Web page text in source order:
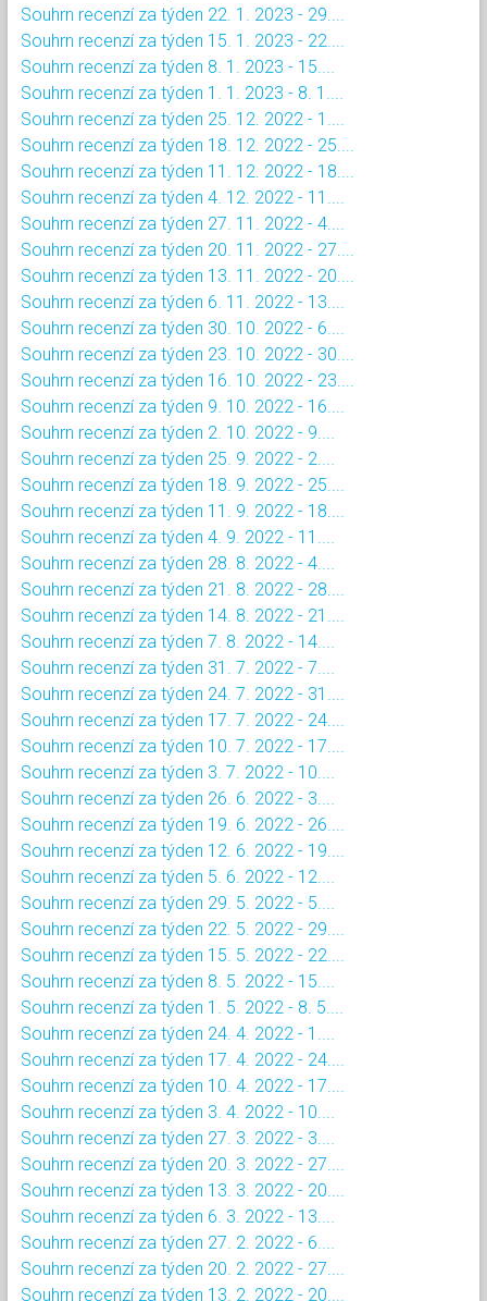
Souhrn recenzí za týden 22. 1. 2023 - 29....
Souhrn recenzí za týden 15. 1. 2023 - 22....
Souhrn recenzí za týden 8. 1. 2023 - 15....
Souhrn recenzí za týden 1. 1. 2023 - 8. 1....
Souhrn recenzí za týden 25. 12. 2022 - 1....
Souhrn recenzí za týden 18. 12. 2022 - 25....
Souhrn recenzí za týden 11. 12. 2022 - 18....
Souhrn recenzí za týden 4. 12. 2022 - 11....
Souhrn recenzí za týden 27. 11. 2022 - 4....
Souhrn recenzí za týden 20. 11. 2022 - 27....
Souhrn recenzí za týden 13. 11. 2022 - 20....
Souhrn recenzí za týden 6. 11. 2022 - 13....
Souhrn recenzí za týden 30. 10. 2022 - 6....
Souhrn recenzí za týden 23. 10. 2022 - 30....
Souhrn recenzí za týden 16. 10. 2022 - 23....
Souhrn recenzí za týden 9. 10. 2022 - 16....
Souhrn recenzí za týden 2. 10. 2022 - 9....
Souhrn recenzí za týden 25. 9. 2022 - 2....
Souhrn recenzí za týden 18. 9. 2022 - 25....
Souhrn recenzí za týden 11. 9. 2022 - 18....
Souhrn recenzí za týden 4. 9. 2022 - 11....
Souhrn recenzí za týden 28. 8. 2022 - 4....
Souhrn recenzí za týden 21. 8. 2022 - 28....
Souhrn recenzí za týden 14. 8. 2022 - 21....
Souhrn recenzí za týden 7. 8. 2022 - 14....
Souhrn recenzí za týden 31. 7. 2022 - 7....
Souhrn recenzí za týden 24. 7. 2022 - 31....
Souhrn recenzí za týden 17. 7. 2022 - 24....
Souhrn recenzí za týden 10. 7. 2022 - 17....
Souhrn recenzí za týden 3. 7. 2022 - 10....
Souhrn recenzí za týden 26. 6. 2022 - 3....
Souhrn recenzí za týden 19. 6. 2022 - 26....
Souhrn recenzí za týden 12. 6. 2022 - 19....
Souhrn recenzí za týden 5. 6. 2022 - 12....
Souhrn recenzí za týden 29. 5. 2022 - 5....
Souhrn recenzí za týden 22. 5. 2022 - 29....
Souhrn recenzí za týden 15. 5. 2022 - 22....
Souhrn recenzí za týden 8. 5. 2022 - 15....
Souhrn recenzí za týden 1. 5. 2022 - 8. 5....
Souhrn recenzí za týden 24. 4. 2022 - 1....
Souhrn recenzí za týden 17. 4. 2022 - 24....
Souhrn recenzí za týden 10. 4. 2022 - 17....
Souhrn recenzí za týden 3. 4. 2022 - 10....
Souhrn recenzí za týden 27. 3. 2022 - 3....
Souhrn recenzí za týden 20. 3. 2022 - 27....
Souhrn recenzí za týden 13. 3. 2022 - 20....
Souhrn recenzí za týden 6. 3. 2022 - 13....
Souhrn recenzí za týden 27. 2. 2022 - 6....
Souhrn recenzí za týden 20. 2. 2022 - 27....
Souhrn recenzí za týden 13. 2. 2022 - 20....